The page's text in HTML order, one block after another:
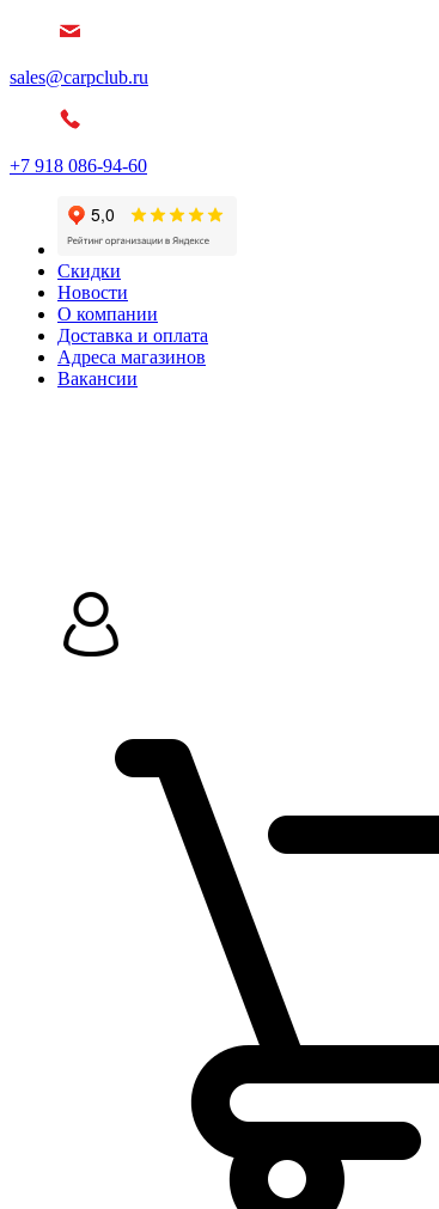
sales@carpclub.ru
+7 918 086-94-60
Скидки
Новости
О компании
Доставка и оплата
Адреса магазинов
Вакансии